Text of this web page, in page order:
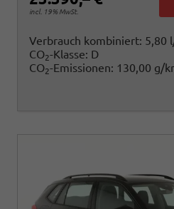
incl. 19% MwSt.
Verbrauch kombiniert: 5,80
CO2-Klasse: D
CO2-Emissionen: 130,00 g/